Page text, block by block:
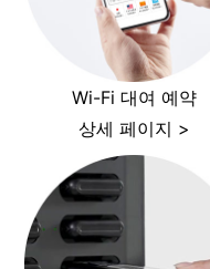
Wi-Fi 대여 예약
상세 페이지 >